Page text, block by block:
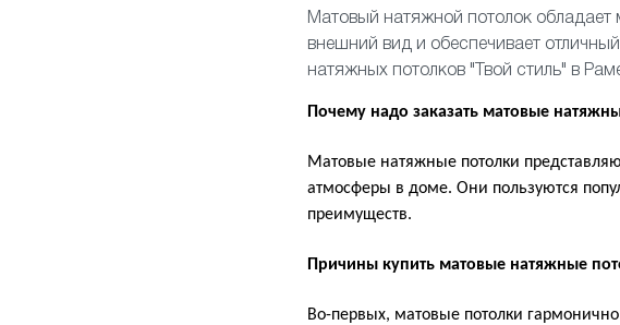
Матовый натяжной потолок
внешний вид и обеспечивает
натяжных потолков "Твой стиль" в
Почему надо заказать матовые
Матовые натяжные потолки
атмосферы в доме. Они пользуются
преимуществ.
Причины купить матовые натяжные
Во-первых, матовые потолки